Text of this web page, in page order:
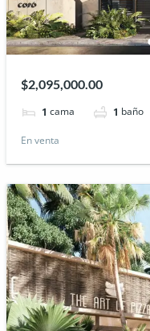
$2,095,000.00
1 cama 1 baño
En venta